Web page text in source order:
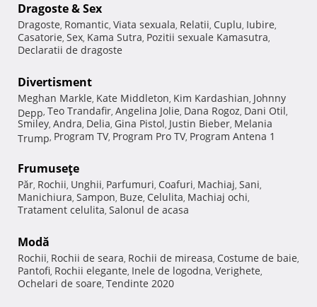
Dragoste & Sex
Dragoste, Romantic, Viata sexuala, Relatii, Cuplu, Iubire,
Casatorie, Sex, Kama Sutra, Pozitii sexuale Kamasutra,
Declaratii de dragoste
Divertisment
Meghan Markle, Kate Middleton, Kim Kardashian, Johnny
Depp, Teo Trandafir, Angelina Jolie, Dana Rogoz, Dani Otil,
Smiley, Andra, Delia, Gina Pistol, Justin Bieber, Melania
Trump, Program TV, Program Pro TV, Program Antena 1
Frumuseţe
Păr, Rochii, Unghii, Parfumuri, Coafuri, Machiaj, Sani,
Manichiura, Sampon, Buze, Celulita, Machiaj ochi,
Tratament celulita, Salonul de acasa
Modă
Rochii, Rochii de seara, Rochii de mireasa, Costume de baie,
Pantofi, Rochii elegante, Inele de logodna, Verighete,
Ochelari de soare, Tendinte 2020